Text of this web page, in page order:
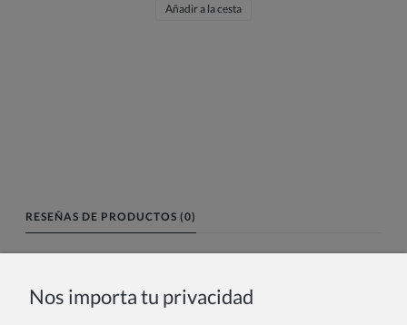
Añadir a la cesta
RESEÑAS DE PRODUCTOS (0)
Nos importa tu privacidad